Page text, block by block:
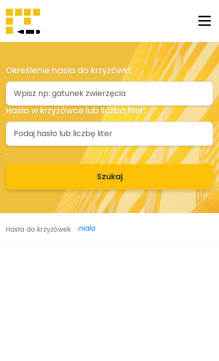
Szukaj
hasła
Ostatnio
dodane
Dodaj
hasło
Kontakt
Określenie hasła do krzyżówki:
Hasło w krzyżówce lub liczba liter:
.
Szukaj
Hasła do krzyżówek niala